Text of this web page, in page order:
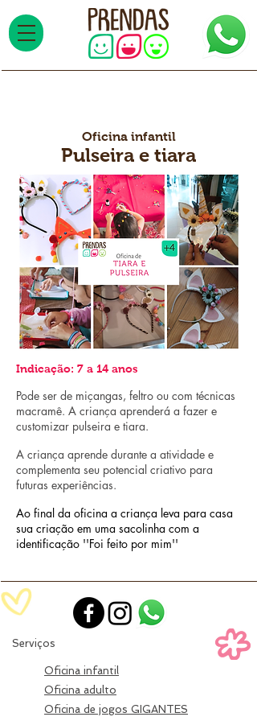
Oficina infantil
Pulseira e tiara
Indicação: 7 a 14 anos
Pode ser de miçangas, feltro ou com técnicas
macramê. A criança aprenderá a fazer e
customizar pulseira e tiara.
A criança aprende durante a atividade e
complementa seu potencial criativo para
futuras experiências.
Ao final da oficina a criança leva para casa
sua criação em uma sacolinha com a
identificação ''Foi feito por mim''
Serviços
Oficina infantil
Oficina adulto
Oficina de jogos GIGANTES